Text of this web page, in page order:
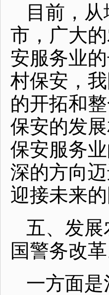
目前，
市，广大
安服务业
村保安，
的开拓和
保安的发
保安服务
深的方向
迎接未来
五、发
国警务改革
一方面